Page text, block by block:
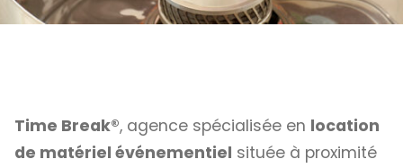
Time Break®, agence spécialisée en location
de matériel événementiel située à proximité